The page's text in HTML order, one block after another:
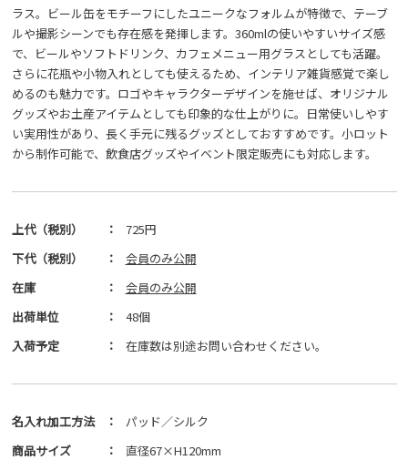
ラス。ビール缶をモチーフにしたユニークなフォルムが特徴で、テーブ
ルや撮影シーンでも存在感を発揮します。360mlの使いやすいサイズ感
で、ビールやソフトドリンク、カフェメニュー用グラスとしても活躍。
さらに花瓶や小物入れとしても使えるため、インテリア雑貨感覚で楽し
めるのも魅力です。ロゴやキャラクターデザインを施せば、オリジナル
グッズやお土産アイテムとしても印象的な仕上がりに。日常使いしやす
い実用性があり、長く手元に残るグッズとしておすすめです。小ロット
から制作可能で、飲食店グッズやイベント限定販売にも対応します。
上代（税別） ：
725円
下代（税別）
：
会員のみ公開
在庫
：
会員のみ公開
出荷単位
：
48個
入荷予定
： 在庫数は別途お問い合わせください。
名入れ加工方法 ：
パッド／シルク
商品サイズ
：
直径67×H120mm